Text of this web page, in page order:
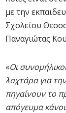
με την
Σχολείου
Παναγιώτας
«Οι
λαχτάρα για
πηγαίνουν το
απόγευμα